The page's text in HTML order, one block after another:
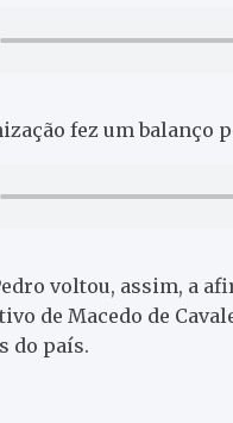
fez um balanço
voltou, assim, a
de Macedo de
do país.